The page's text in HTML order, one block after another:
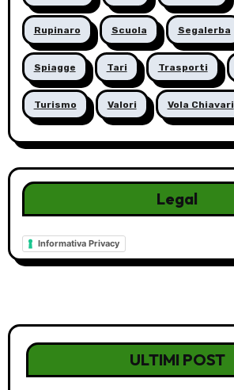
Rupinaro Scuola Segalerba
Spiagge Tari Trasporti
Turismo Valori Vola Chiavari
Legal
Informativa Privacy
ULTIMI POST